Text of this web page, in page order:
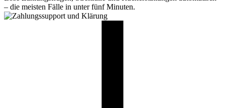
– die meisten Fälle in unter fünf Minuten.